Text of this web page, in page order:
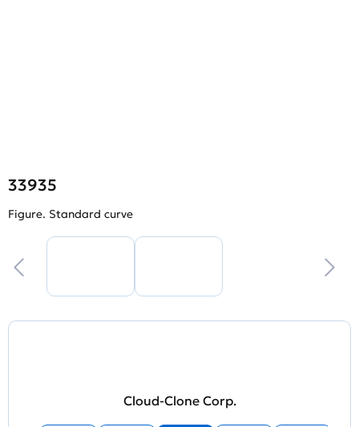
33935
Figure. Standard curve
Cloud-Clone Corp.